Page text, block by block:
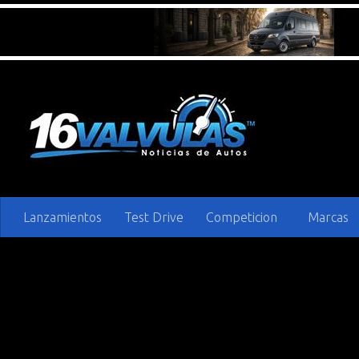
Lanzamientos Test Drive Competicion Marcas